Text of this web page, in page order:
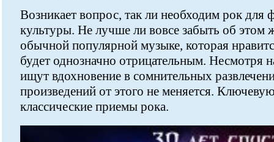
Возникает вопрос, так ли необходим рок
культуры. Не лучше ли вовсе забыть об этом
обычной популярной музыке, которая
будет однозначно отрицательным. Несмотря
ищут вдохновение в сомнительных
произведений от этого не меняется.
классические приемы рока.